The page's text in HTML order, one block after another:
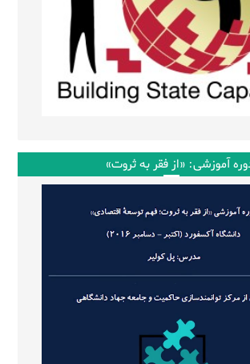
آموزشی: «از فقر به ثروت»